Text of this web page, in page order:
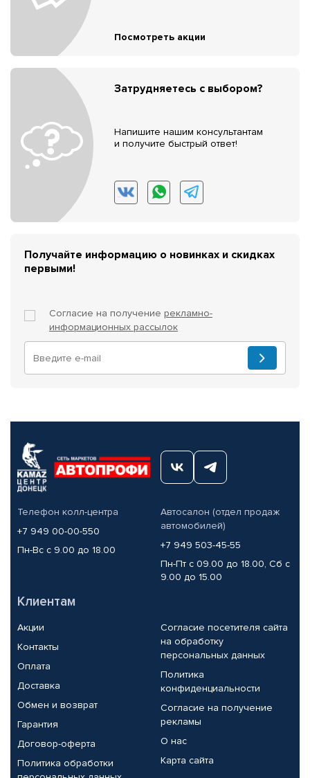
Посмотреть акции
Затрудняетесь с выбором?
Напишите нашим консультантам
и получите быстрый ответ!
Получайте информацию о новинках и скидках
первыми!
Согласие на получение рекламно-
информационных рассылок
Телефон колл-центра
+7 949 00-00-550
Пн-Вс с 9.00 до 18.00
Автосалон (отдел продаж
автомобилей)
+7 949 503-45-55
Пн-Пт с 09.00 до 18.00, Сб с
9.00 до 15.00
Клиентам
Акции
Контакты
Оплата
Доставка
Обмен и возврат
Гарантия
Договор-оферта
Политика обработки
Согласие посетителя сайта
на обработку
персональных данных
Политика
конфиденциальности
Согласие на получение
рекламы
О нас
Карта сайта